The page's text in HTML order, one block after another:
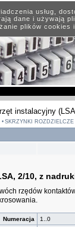
usług,
dane i używają
plików
instalacyjny
SKRZYNKI ROZDZIELCZE
2/10, z
rzędów
Numeracja 1..0